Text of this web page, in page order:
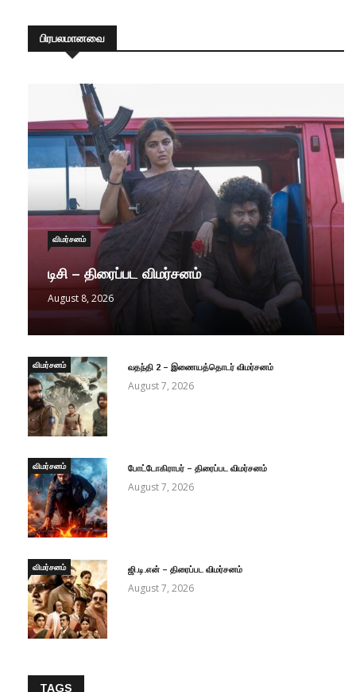
பிரபலமானவை
விமர்சனம்
டிசி – திரைப்பட விமர்சனம்
August 8, 2026
விமர்சனம் வதந்தி 2 – இணையத்தொடர் விமர்சனம்
August 7, 2026
விமர்சனம் போட்டோகிராபர் – திரைப்பட விமர்சனம்
August 7, 2026
விமர்சனம் ஜி.டி.என் – திரைப்பட விமர்சனம்
August 7, 2026
TAGS